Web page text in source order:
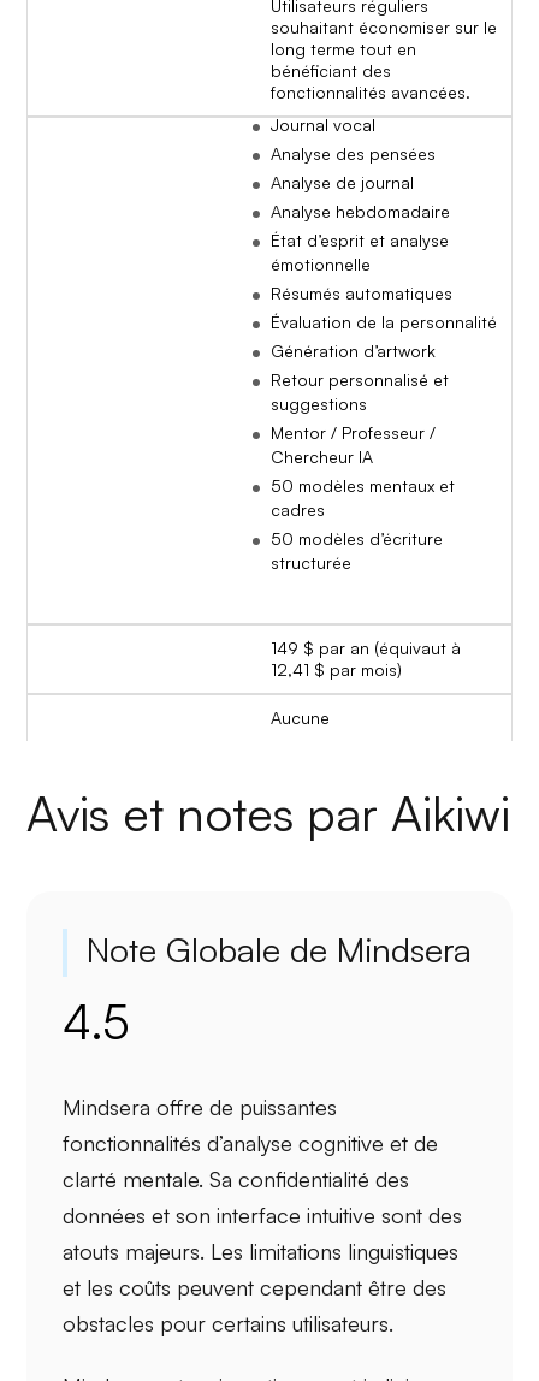
Utilisateurs réguliers
souhaitant économiser sur le
long terme tout en
bénéficiant des
fonctionnalités avancées.
Journal vocal
Analyse des pensées
Analyse de journal
Analyse hebdomadaire
État d’esprit et analyse
émotionnelle
Résumés automatiques
Évaluation de la personnalité
Génération d’artwork
Retour personnalisé et
suggestions
Mentor / Professeur /
Chercheur IA
50 modèles mentaux et
cadres
50 modèles d’écriture
structurée
149 $ par an (équivaut à
12,41 $ par mois)
Aucune
Avis et notes par Aikiwi
Note Globale de Mindsera
4.5
Mindsera offre de puissantes
fonctionnalités d’analyse cognitive et de
clarté mentale. Saconfidentialité des
données et soninterface intuitive sont des
atouts majeurs. Les limitations linguistiques
et les coûts peuvent cependant être des
obstacles pour certains utilisateurs.